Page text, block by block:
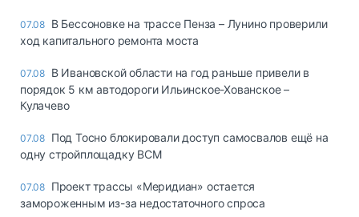
07.08 В Бессоновке на трассе Пенза – Лунино проверили
ход капитального ремонта моста
07.08 В Ивановской области на год раньше привели в
порядок 5 км автодороги Ильинское-Хованское –
Кулачево
07.08 Под Тосно блокировали доступ самосвалов ещё на
одну стройплощадку ВСМ
07.08 Проект трассы «Меридиан» остается
замороженным из-за недостаточного спроса